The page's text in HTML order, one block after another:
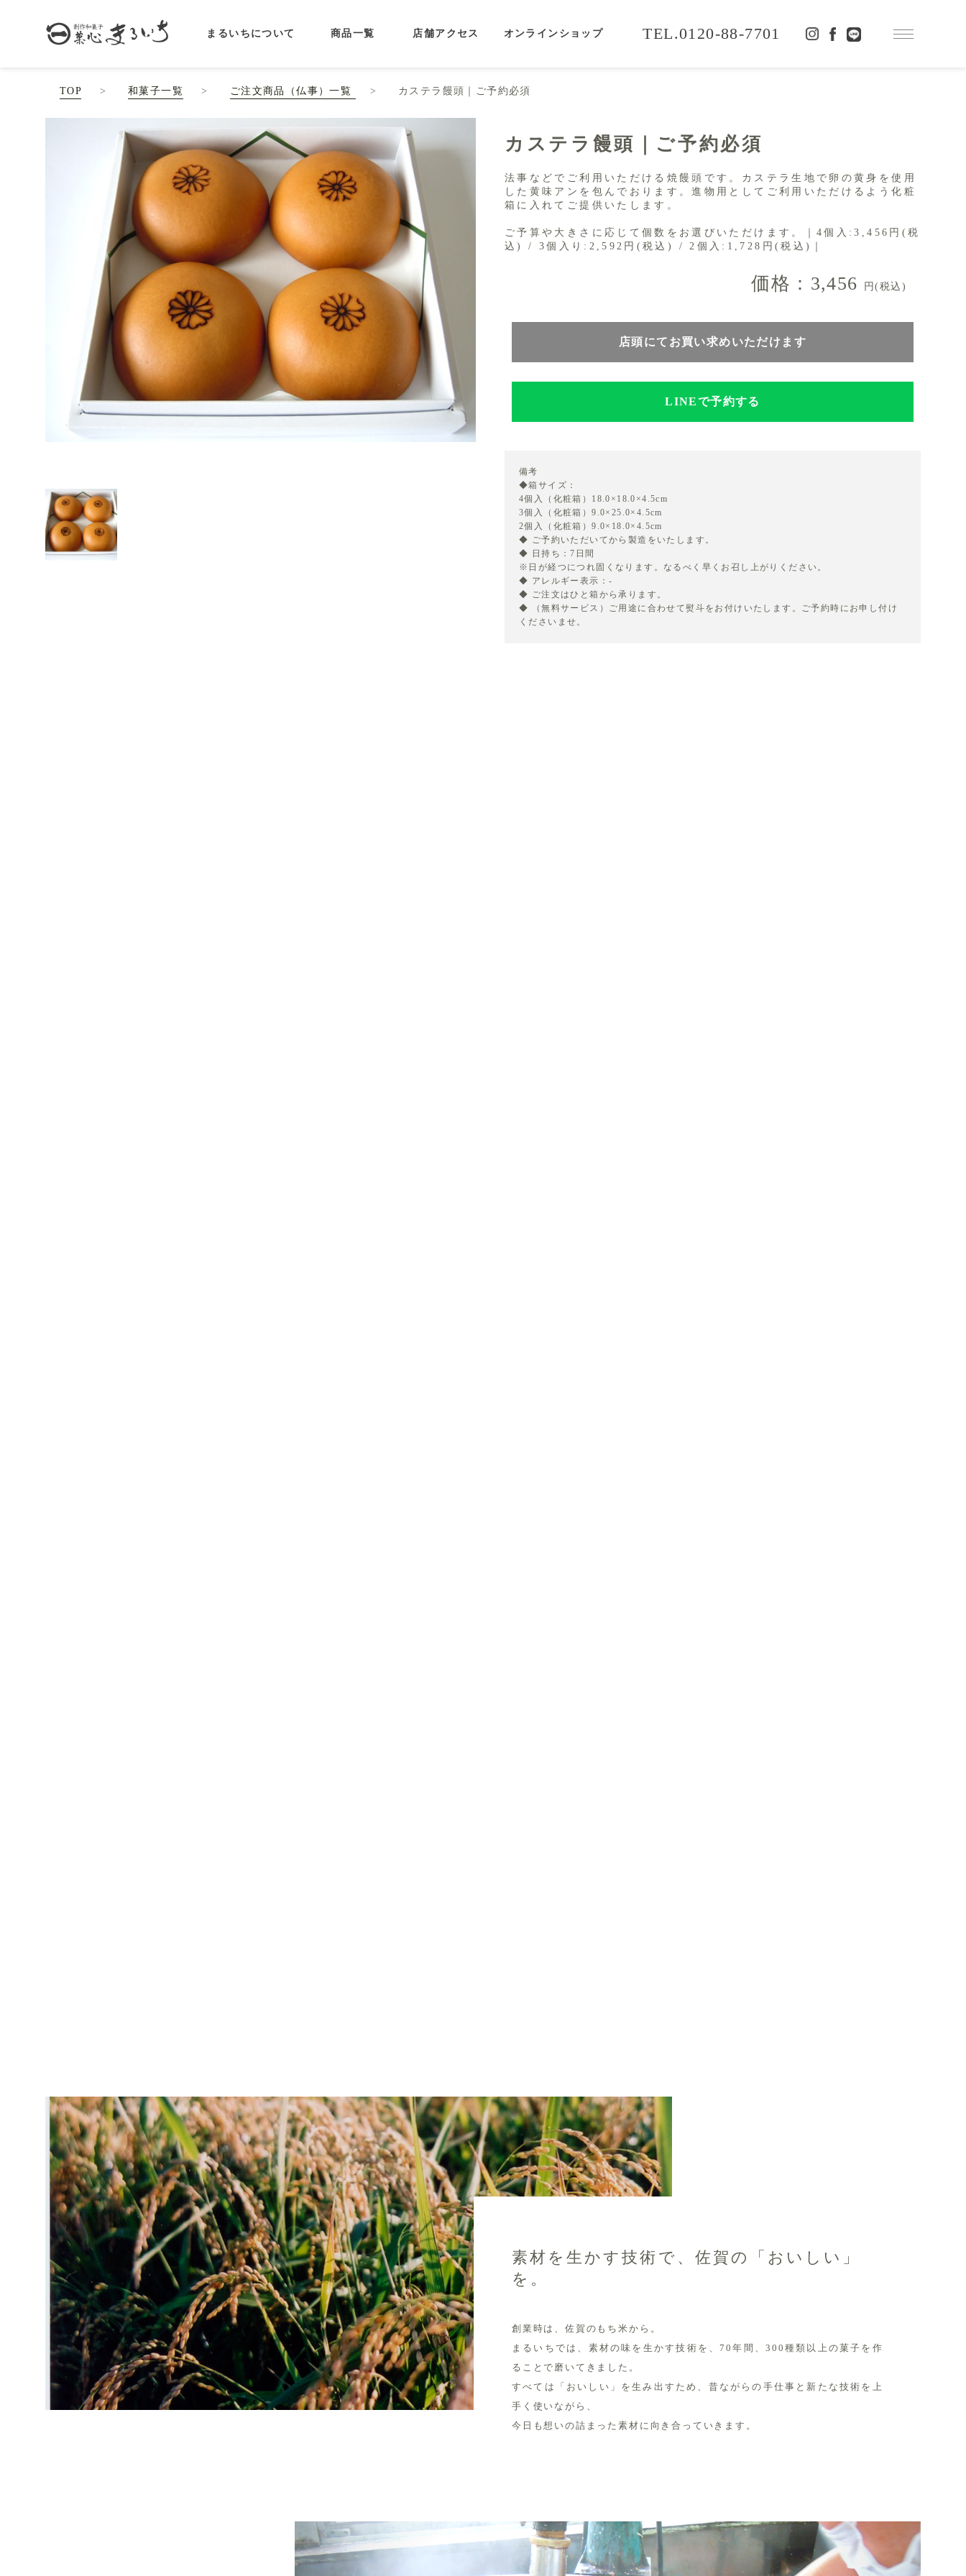
まるいちについて 商品一覧 店舗アクセス オンラインショップ 0120-88-7701
TOP 和菓子一覧 ご注文商品（仏事）一覧 カステラ饅頭｜ご予約必須
カステラ饅頭｜ご予約必須
法事などでご利用いただける焼饅頭です。カステラ生地で卵の黄身を使用
した黄味アンを包んでおります。進物用としてご利用いただけるよう化粧
箱に入れてご提供いたします。
ご予算や大きさに応じて個数をお選びいただけます。｜4個入:3,456円(税
込) / 3個入り:2,592円(税込) / 2個入:1,728円(税込)｜
価格：3,456 円(税込)
店頭にてお買い求めいただけます
LINEで予約する
備考
◆箱サイズ：
4個入（化粧箱）18.0×18.0×4.5cm
3個入（化粧箱）9.0×25.0×4.5cm
2個入（化粧箱）9.0×18.0×4.5cm
◆ ご予約いただいてから製造をいたします。
◆ 日持ち：7日間
※日が経つにつれ固くなります。なるべく早くお召し上がりください。
◆ アレルギー表示：-
◆ ご注文はひと箱から承ります。
◆ （無料サービス）ご用途に合わせて熨斗をお付けいたします。ご予約時にお申し付け
くださいませ。
素材を生かす技術で、佐賀の「おいしい」
を。
創業時は、佐賀のもち米から。
まるいちでは、素材の味を生かす技術を、70年間、300種類以上の菓子を作
ることで磨いてきました。
すべては「おいしい」を生み出すため、昔ながらの手仕事と新たな技術を上
手く使いながら、
今日も想いの詰まった素材に向き合っていきます。